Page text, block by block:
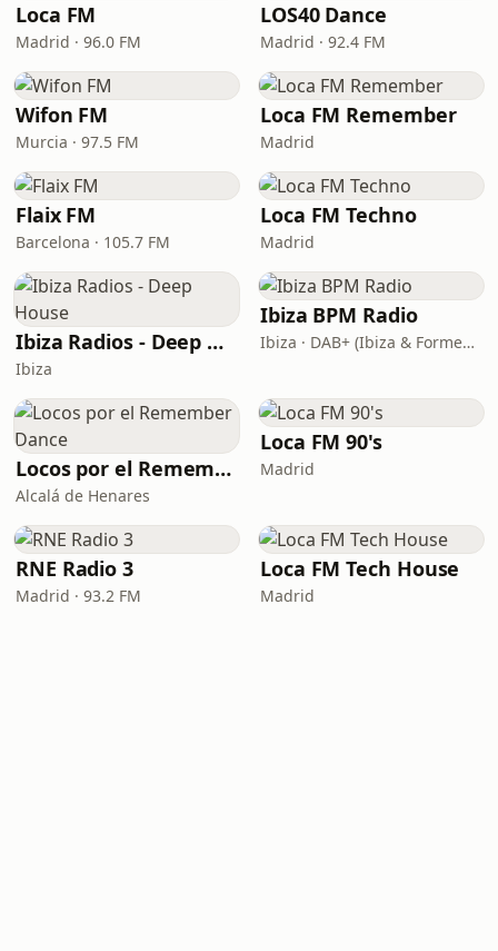
Loca FM
Madrid · 96.0 FM
LOS40 Dance
Madrid · 92.4 FM
Wifon FM
Murcia · 97.5 FM
Loca FM Remember
Madrid
Flaix FM
Barcelona · 105.7 FM
Loca FM Techno
Madrid
Ibiza Radios - Deep House
Ibiza
Ibiza BPM Radio
Ibiza · DAB+ (Ibiza & Formentera, Madrid, Barcelona)
Locos por el Remember Dance
Alcalá de Henares
Loca FM 90's
Madrid
RNE Radio 3
Madrid · 93.2 FM
Loca FM Tech House
Madrid